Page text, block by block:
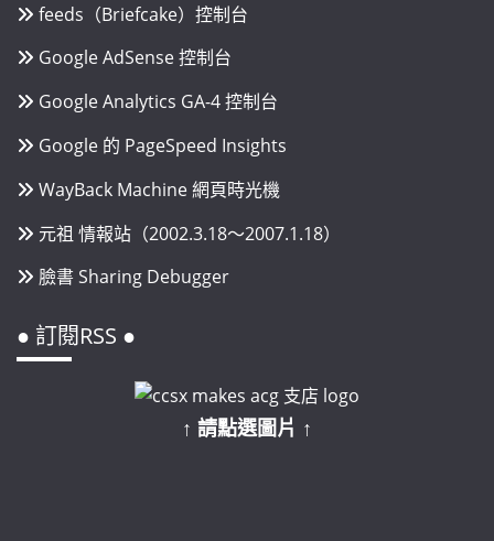
feeds（Briefcake）控制台
Google AdSense 控制台
Google Analytics GA-4 控制台
Google 的 PageSpeed Insights
WayBack Machine 網頁時光機
元祖 情報站（2002.3.18～2007.1.18）
臉書 Sharing Debugger
● 訂閱RSS ●
↑ 請點選圖片 ↑